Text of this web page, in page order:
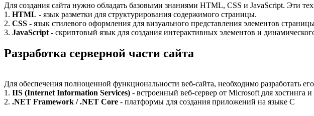
Для создания сайта нужно обладать базовыми знаниями HTML, CSS и JavaScript. Эти
1. HTML - язык разметки для структурирования содержимого страницы.
2. CSS - язык стилевого оформления для визуального представления элементов
3. JavaScript - скриптовый язык для создания интерактивных элементов и
Разработка серверной части сайта
Для обеспечения полноценной функциональности веб-сайта, необходимо разработать
1. IIS (Internet Information Services) - встроенный веб-сервер от Microsoft для хостинга
2. .NET Framework / .NET Core - платформы для создания приложений на языке C